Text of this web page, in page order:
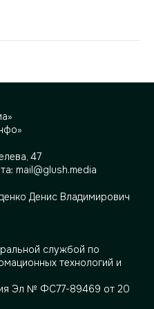
47
mail@glush.media
Денис Владимирович
службой по
технологий и
Эл № ФС77-89469 от 20